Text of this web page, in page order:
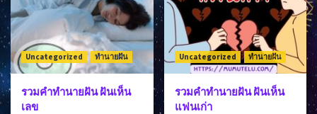
Uncategorized ทำนายฝัน
รวมคำทำนายฝัน ฝันเห็น
เลข
Uncategorized ทำนายฝัน
รวมคำทำนายฝัน ฝันเห็น
แฟนเก่า